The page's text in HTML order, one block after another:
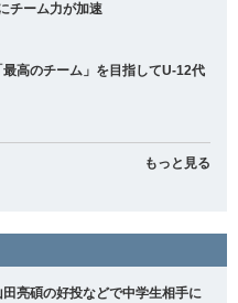
チーム力が加速
高のチーム」を目指してU-12代
もっと見る
亮碩の好投などで中学生相手に